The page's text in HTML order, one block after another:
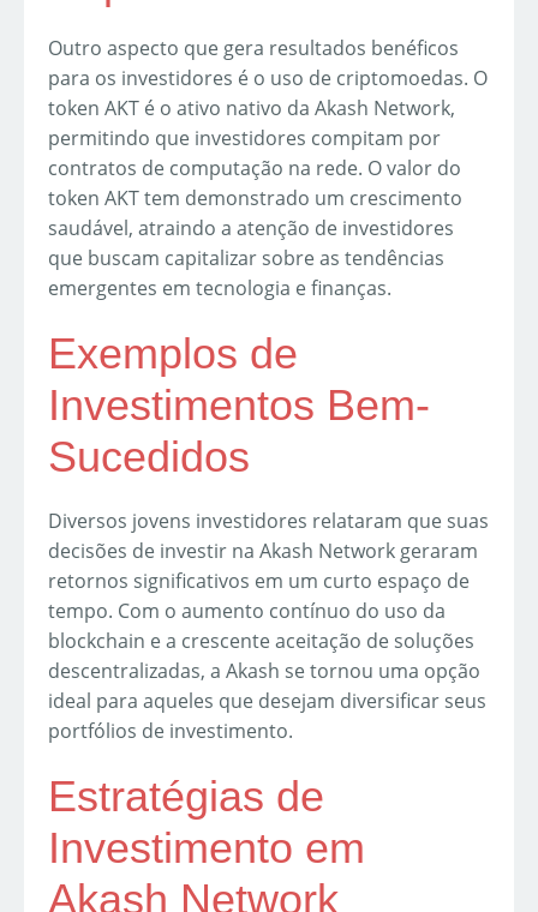
Outro aspecto que gera resultados benéficos
para os investidores é o uso de criptomoedas. O
token AKT é o ativo nativo da Akash Network,
permitindo que investidores compitam por
contratos de computação na rede. O valor do
token AKT tem demonstrado um crescimento
saudável, atraindo a atenção de investidores
que buscam capitalizar sobre as tendências
emergentes em tecnologia e finanças.
Exemplos de
Investimentos Bem-
Sucedidos
Diversos jovens investidores relataram que suas
decisões de investir na Akash Network geraram
retornos significativos em um curto espaço de
tempo. Com o aumento contínuo do uso da
blockchain e a crescente aceitação de soluções
descentralizadas, a Akash se tornou uma opção
ideal para aqueles que desejam diversificar seus
portfólios de investimento.
Estratégias de
Investimento em
Akash Network